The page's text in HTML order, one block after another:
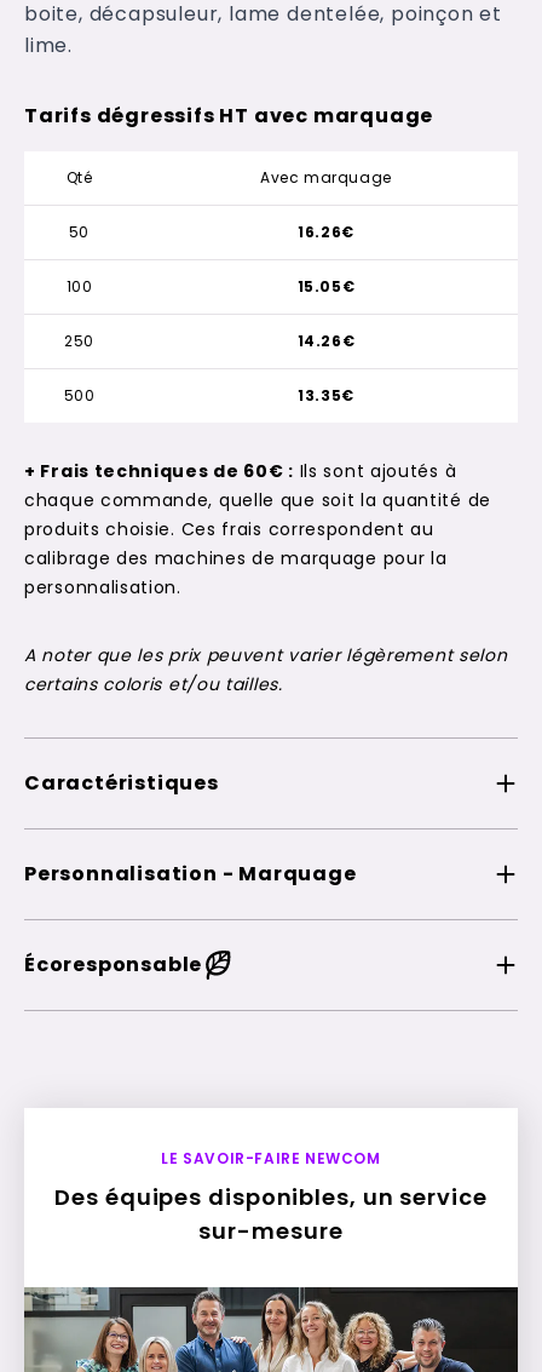
boite, décapsuleur, lame dentelée, poinçon et
lime.
Tarifs dégressifs HT avec marquage
Qté Avec marquage
50
100
250
500
16.26€
15.05€
14.26€
13.35€
+ Frais techniques de 60€ : Ils sont ajoutés à
chaque commande, quelle que soit la quantité de
produits choisie. Ces frais correspondent au
calibrage des machines de marquage pour la
personnalisation.
A noter que les prix peuvent varier légèrement selon
certains coloris et/ou tailles.
Caractéristiques
Personnalisation - Marquage
Écoresponsable
LE SAVOIR-FAIRE NEWCOM
Des équipes disponibles, un service
sur-mesure